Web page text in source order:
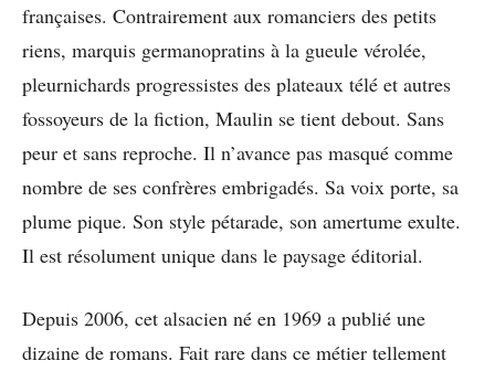
françaises. Contrairement aux romanciers des petits
riens, marquis germanopratins à la gueule vérolée,
pleurnichards progressistes des plateaux télé et autres
fossoyeurs de la fiction, Maulin se tient debout. Sans
peur et sans reproche. Il n’avance pas masqué comme
nombre de ses confrères embrigadés. Sa voix porte, sa
plume pique. Son style pétarade, son amertume exulte.
Il est résolument unique dans le paysage éditorial.
Depuis 2006, cet alsacien né en 1969 a publié une
dizaine de romans. Fait rare dans ce métier tellement